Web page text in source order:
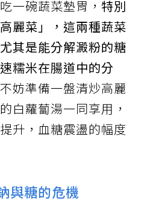
一碗蔬菜墊胃， 特別
麗菜」，這兩種蔬菜
其是能分解澱粉的糖
糯米在腸道中的分
妨準備一盤清炒高麗
白蘿蔔湯一同享用，
升，血糖震盪的幅度
與糖的危機